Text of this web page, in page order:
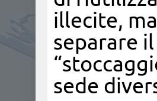
illecite,
separare
sede